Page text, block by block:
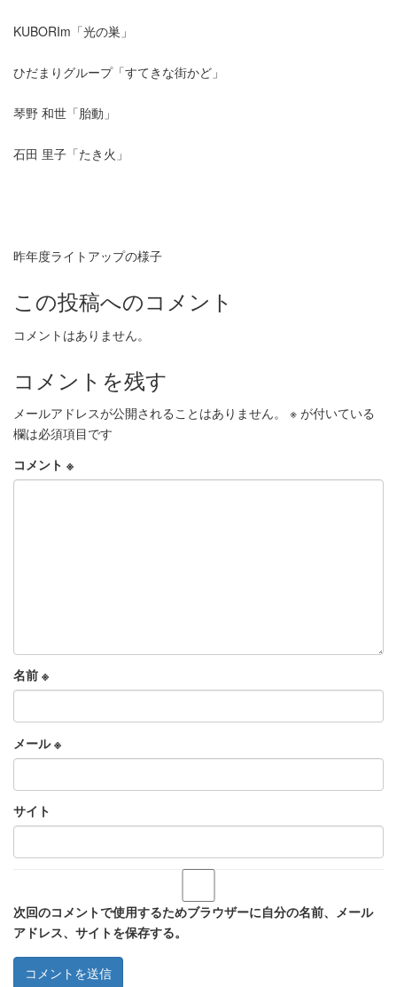
KUBORIm「光の巣」
ひだまりグループ「すてきな街かど」
琴野 和世「胎動」
石田 里子「たき火」
昨年度ライトアップの様子
この投稿へのコメント
コメントはありません。
コメントを残す
メールアドレスが公開されることはありません。 ※ が付いている
欄は必須項目です
コメント ※
名前 ※
メール※
サイト
次回のコメントで使用するためブラウザーに自分の名前、メール
アドレス、サイトを保存する。